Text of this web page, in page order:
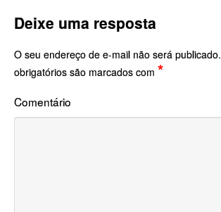
Deixe uma resposta
O seu endereço de e-mail não será publicado.
obrigatórios são marcados com *
Comentário